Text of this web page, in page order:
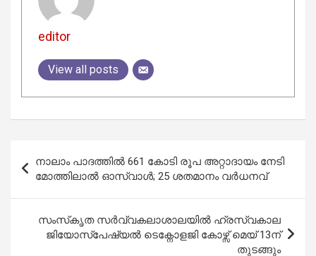
editor
View all posts
navigation
നാലാം പാദത്തിൽ 661 കോടി രൂപ അറ്റാദായം നേടി
മോത്തിലാൽ ഓസ്‌വാൾ; 25 ശതമാനം വർധനവ്
സംസ്‌കൃത സർവ്വകലാശാലയില്‍ ഹ്രസ്വകാല
ജിയോസ്പേഷ്യല്‍ ടെക്നോളജി കോഴ്സ് മെയ് 13ന്
തുടങ്ങും